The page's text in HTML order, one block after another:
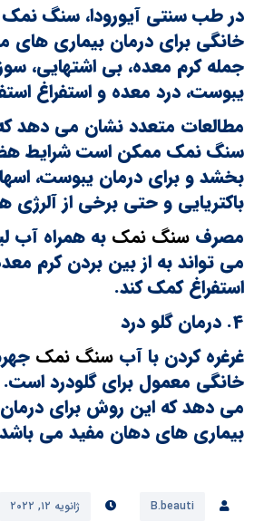
در طب سنتی آیورودا، سنگ نمک
خانگی برای درمان بیماری های
جمله کرم معده، بی اشتهایی،
یبوست، درد معده و استفراغ
مطالعات متعدد نشان می دهد
سنگ نمک ممکن است شرایط هضم
بخشد و برای درمان یبوست،
باکتریایی و حتی برخی از آلرژی
مصرفسنگ نمک به همراه آب
می تواند به از بین بردن کرم
استفراغ کمک کند.
4. درمان گلو درد
غرغره کردن با آبسنگ نمک
خانگی معمول برای گلودرد
می دهد که این روش برای درمان
بیماری های دهان مفید می
B.beauti ژانویه ۱۲, ۲۰۲۲